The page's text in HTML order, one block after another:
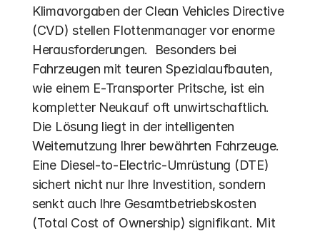
Klimavorgaben der Clean Vehicles Directive
(CVD) stellen Flottenmanager vor enorme
Herausforderungen.  Besonders bei
Fahrzeugen mit teuren Spezialaufbauten,
wie einem E-Transporter Pritsche, ist ein
kompletter Neukauf oft unwirtschaftlich.
Die Lösung liegt in der intelligenten
Weiternutzung Ihrer bewährten Fahrzeuge.
Eine Diesel-to-Electric-Umrüstung (DTE)
sichert nicht nur Ihre Investition, sondern
senkt auch Ihre Gesamtbetriebskosten
(Total Cost of Ownership) signifikant. Mit